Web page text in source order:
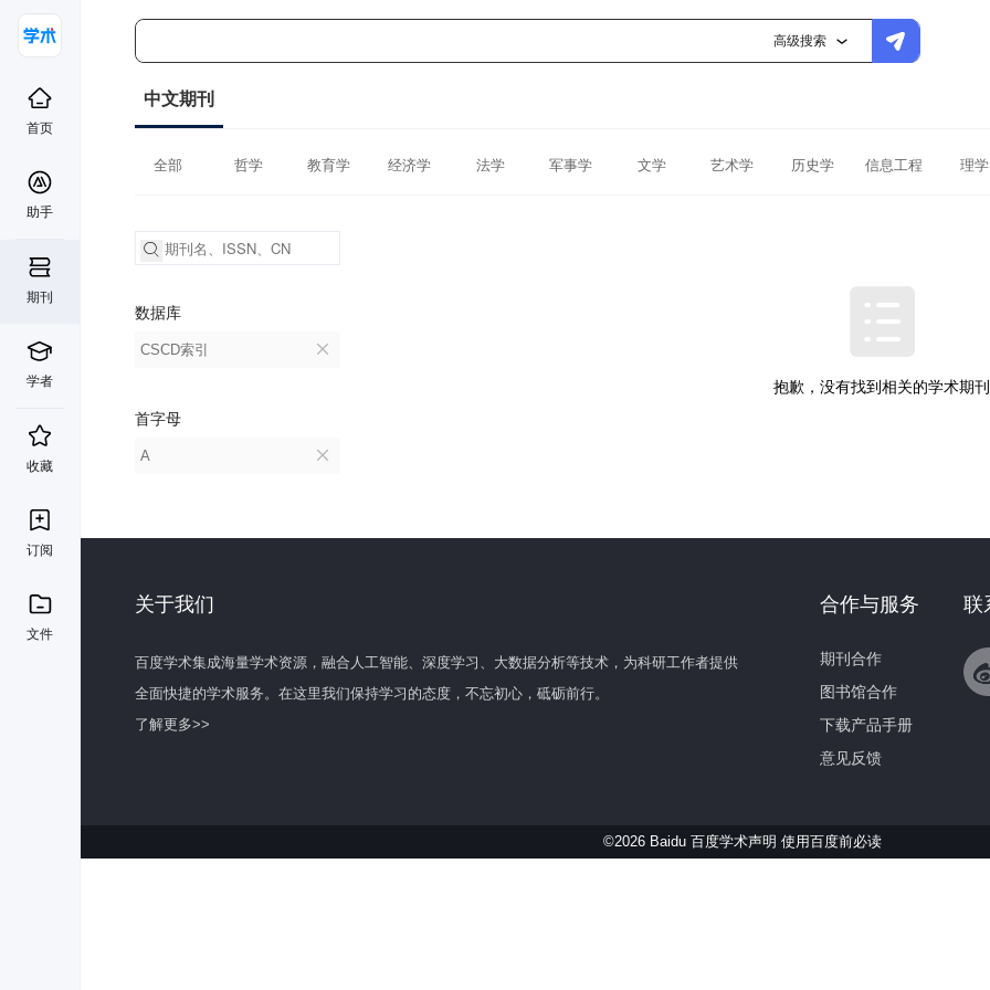
高级搜索
首页
助手
期刊
学者
收藏
订阅
文件
中文期刊
全部 哲学 教育学 经济学 法学 军事学 文学 艺术学 历史学 信息工程 理学
数据库
CSCD索引
首字母
A
抱歉，没有找到相关的学术期刊
关于我们
百度学术集成海量学术资源，融合人工智能、深度学习、大数据分析等技术，为科研工作者提供
全面快捷的学术服务。在这里我们保持学习的态度，不忘初心，砥砺前行。
了解更多>>
联
合作与服务
期刊合作
图书馆合作
下载产品手册
意见反馈
©2026 Baidu 百度学术声明 使用百度前必读